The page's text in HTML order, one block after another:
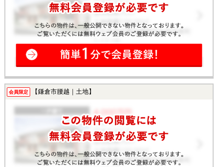
会員限定 【鎌倉市腰越｜土地】